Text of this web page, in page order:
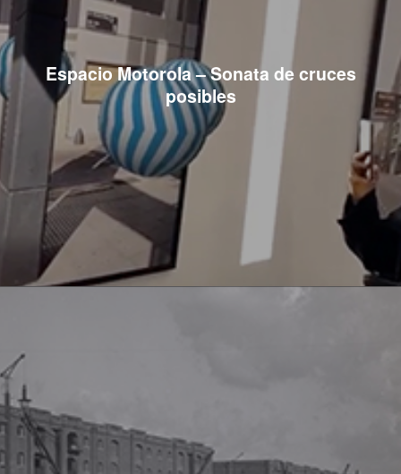
Espacio Motorola – Sonata de cruces
posibles